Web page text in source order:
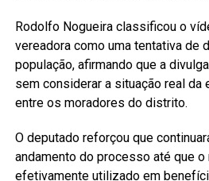
Rodolfo Nogueira classificou o
vereadora como uma tentativa de
população, afirmando que a
sem considerar a situação real da
entre os moradores do distrito.
O deputado reforçou que
andamento do processo até que o
efetivamente utilizado em